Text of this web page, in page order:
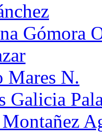
Gómora
Mares N.
Galicia